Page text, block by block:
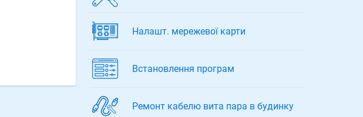
Налашт. мережевої карти
Встановлення програм
Ремонт кабелю вита пара в будинку